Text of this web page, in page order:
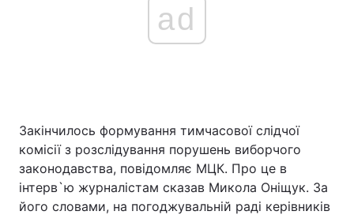
ad
Закінчилось формування тимчасової слідчої
комісії з розслідування порушень виборчого
законодавства, повідомляє МЦК. Про це в
інтерв`ю журналістам сказав Микола Оніщук. За
його словами, на погоджувальній раді керівників